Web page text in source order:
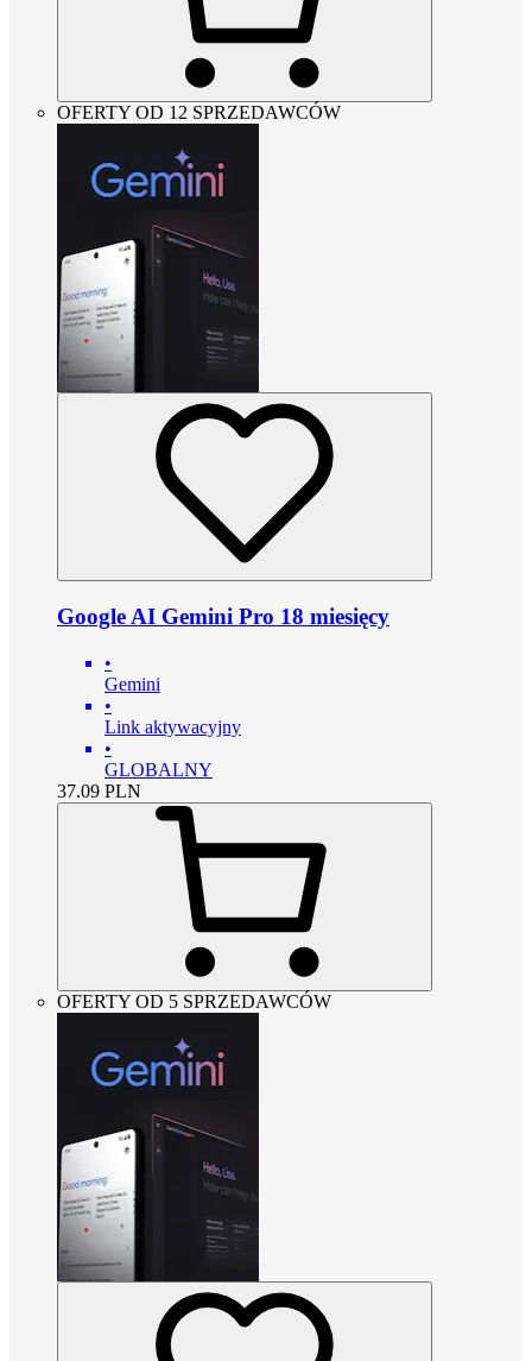
OFERTY OD 12 SPRZEDAWCÓW
Google AI Gemini Pro 18 miesięcy
•
Gemini
•
Link aktywacyjny
•
GLOBALNY
37.09 PLN
OFERTY OD 5 SPRZEDAWCÓW